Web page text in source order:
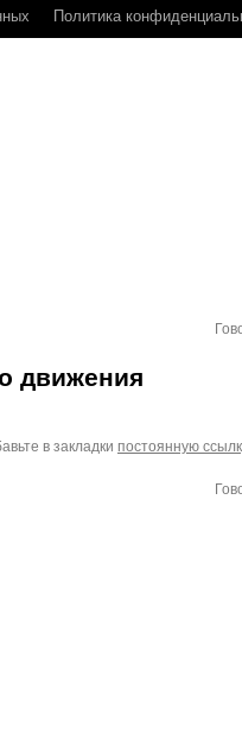
Политика
движения
в закладки постоянную